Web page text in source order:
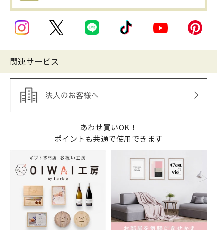
関連サービス
あわせ買いOK！
ポイントも共通で使用できます